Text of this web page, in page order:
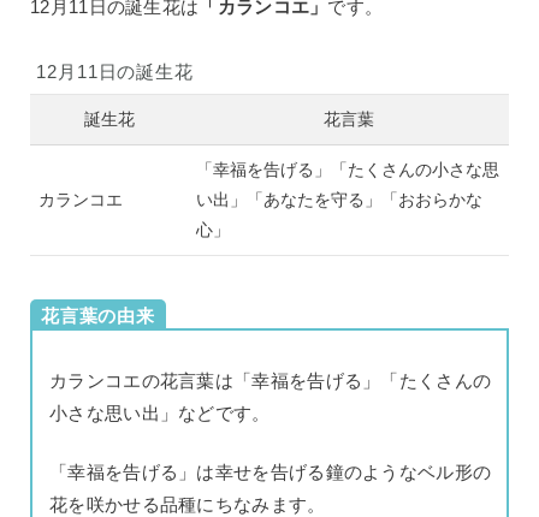
12月11日の誕生花は 「カランコエ」 です。
12月11日の誕生花
誕生花 花言葉
カランコエ
「幸福を告げる」「たくさんの小さな思
い出」「あなたを守る」「おおらかな
心」
花言葉の由来
カランコエの花言葉は「幸福を告げる」「たくさんの
小さな思い出」などです。
「幸福を告げる」は幸せを告げる鐘のようなベル形の
花を咲かせる品種にちなみます。